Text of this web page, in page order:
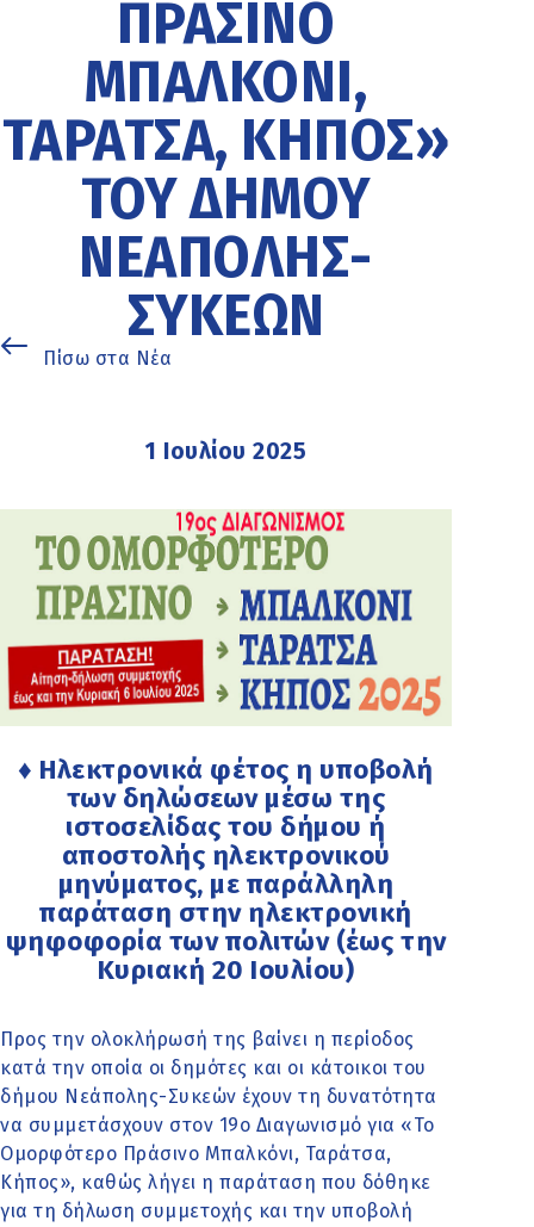
ΠΡΆΣΙΝΟ
ΜΠΑΛΚΌΝΙ,
ΤΑΡΆΤΣΑ, ΚΉΠΟΣ»
ΤΟΥ ΔΉΜΟΥ
ΝΕΆΠΟΛΗΣ-
ΣΥΚΕΏΝ
Πίσω στα Νέα
1 Ιουλίου 2025
♦ Ηλεκτρονικά φέτος η υποβολή
των δηλώσεων μέσω της
ιστοσελίδας του δήμου ή
αποστολής ηλεκτρονικού
μηνύματος, με παράλληλη
παράταση στην ηλεκτρονική
ψηφοφορία των πολιτών (έως την
Κυριακή 20 Ιουλίου)
Προς την ολοκλήρωσή της βαίνει η περίοδος
κατά την οποία οι δημότες και οι κάτοικοι του
δήμου Νεάπολης-Συκεών έχουν τη δυνατότητα
να συμμετάσχουν στον 19ο Διαγωνισμό για «Το
Ομορφότερο Πράσινο Μπαλκόνι, Ταράτσα,
Κήπος», καθώς λήγει η παράταση που δόθηκε
για τη δήλωση συμμετοχής και την υποβολή